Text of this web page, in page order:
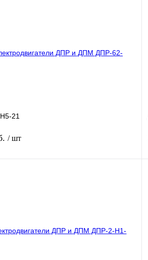
21
/ шт
наличии